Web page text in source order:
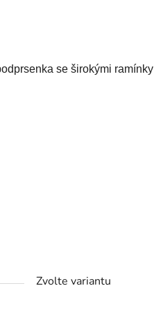
se širokými ramínky
Zvolte variantu